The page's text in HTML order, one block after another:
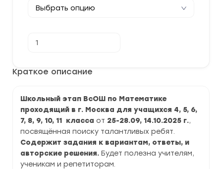
Краткое описание
Школьный этап ВсОШ по Математике
проходящий в г. Москва для учащихся 4, 5, 6,
7, 8, 9, 10, 11 класса от 25-28.09, 14.10.2025 г.,
посвящённая поиску талантливых ребят.
Содержит задания к вариантам, ответы, и
авторские решения. Будет полезна учителям,
ученикам и репетиторам.
товара
14.10.2025]
Школьный
по
Математике
2025-
2026
г.
по
г.
Москва
задания